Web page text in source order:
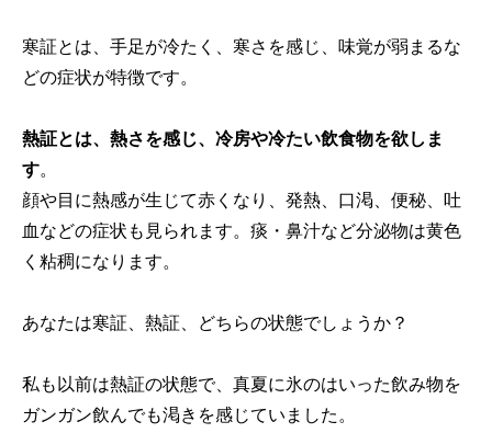
寒証とは、手足が冷たく、寒さを感じ、味覚が弱まるな
どの症状が特徴です。
熱証とは、熱さを感じ、冷房や冷たい飲食物を欲しま
す。
顔や目に熱感が生じて赤くなり、発熱、口渇、便秘、吐
血などの症状も見られます。痰・鼻汁など分泌物は黄色
く粘稠になります。
あなたは寒証、熱証、どちらの状態でしょうか？
私も以前は熱証の状態で、真夏に氷のはいった飲み物を
ガンガン飲んでも渇きを感じていました。